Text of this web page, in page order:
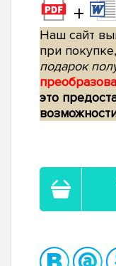
+
Наш сайт
при покупке,
подарок
это